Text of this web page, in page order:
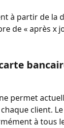
à partir de la
de « après x
permet
client.
à tous